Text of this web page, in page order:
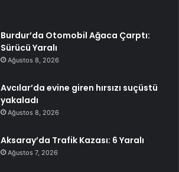
Burdur’da Otomobil Ağaca Çarptı:
Sürücü Yaralı
Ağustos 8, 2026
Avcılar’da evine giren hırsızı suçüstü
yakaladı
Ağustos 8, 2026
Aksaray’da Trafik Kazası: 6 Yaralı
Ağustos 7, 2026